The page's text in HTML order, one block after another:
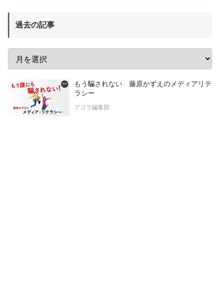
過去の記事
もう騙されない 藤原かずえのメディアリテ
ラシー
アゴラ編集部